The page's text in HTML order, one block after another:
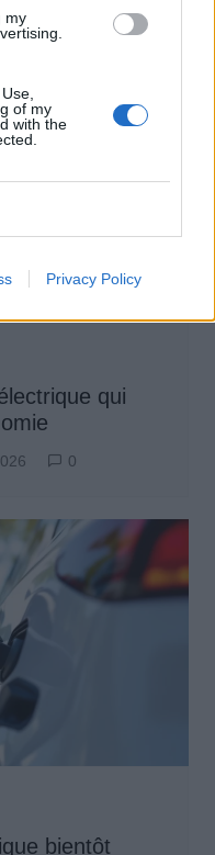
my
of my
with the
Privacy Policy
qui
0
bientôt